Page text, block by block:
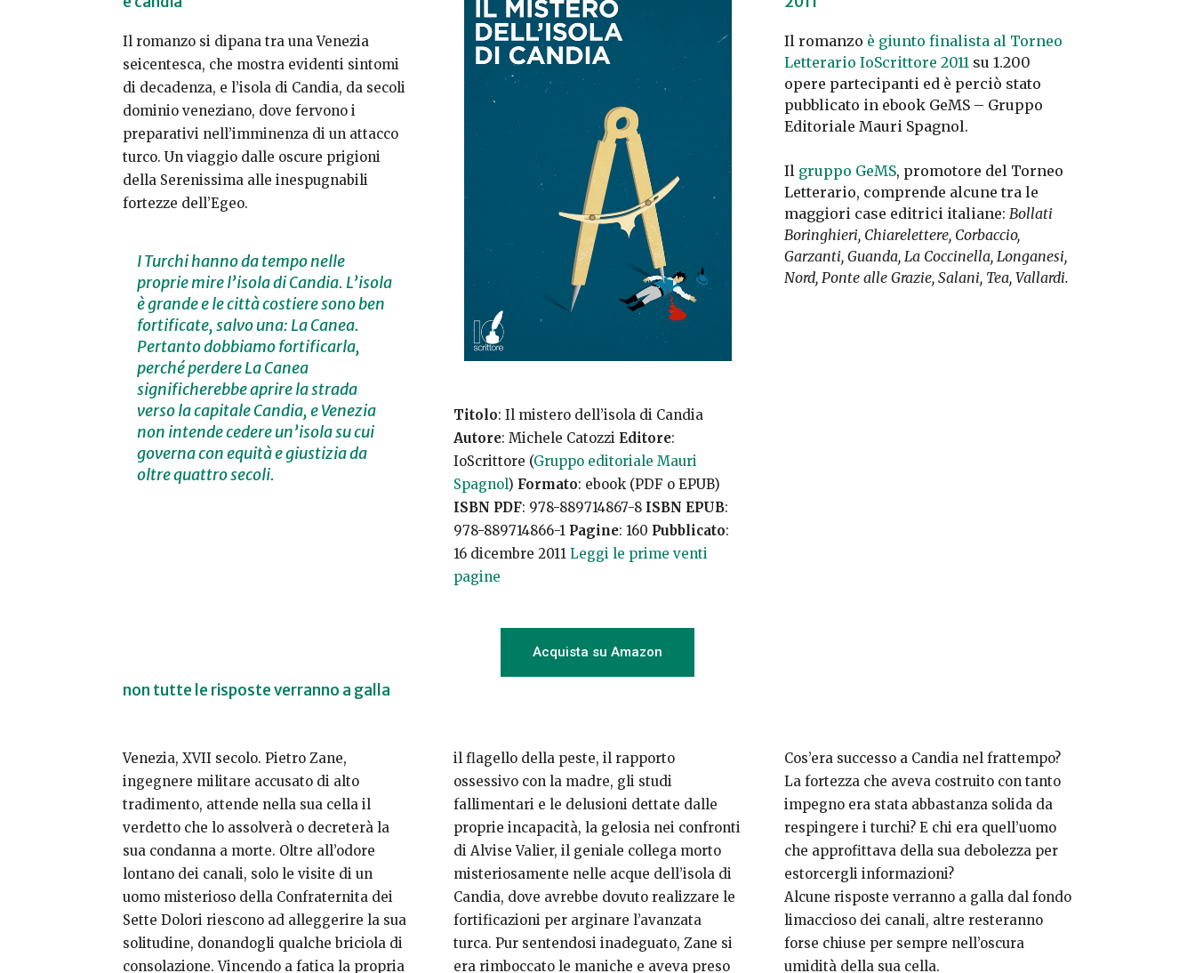
Il romanzo si dipana tra una Venezia
seicentesca, che mostra evidenti sintomi
di decadenza, e l’isola di Candia, da secoli
dominio veneziano, dove fervono i
preparativi nell’imminenza di un attacco
turco. Un viaggio dalle oscure prigioni
della Serenissima alle inespugnabili
fortezze dell’Egeo.
I Turchi hanno da tempo nelle
proprie mire l’isola di Candia. L’isola
è grande e le città costiere sono ben
fortificate, salvo una: La Canea.
Pertanto dobbiamo fortificarla,
perché perdere La Canea
significherebbe aprire la strada
verso la capitale Candia, e Venezia
non intende cedere un’isola su cui
governa con equità e giustizia da
oltre quattro secoli.
Titolo: Il mistero dell’isola di Candia
Autore: Michele Catozzi Editore:
IoScrittore (Gruppo editoriale Mauri
Spagnol) Formato: ebook (PDF o EPUB)
ISBN PDF: 978-889714867-8 ISBN EPUB:
978-889714866-1 Pagine: 160 Pubblicato:
16 dicembre 2011 Leggi le prime venti
pagine
Acquista su Amazon
Il romanzo è giunto finalista al Torneo
Letterario IoScrittore 2011 su 1.200
opere partecipanti ed è perciò stato
pubblicato in ebook GeMS – Gruppo
Editoriale Mauri Spagnol.
Il gruppo GeMS, promotore del Torneo
Letterario, comprende alcune tra le
maggiori case editrici italiane: Bollati
Boringhieri, Chiarelettere, Corbaccio,
Garzanti, Guanda, La Coccinella, Longanesi,
Nord, Ponte alle Grazie, Salani, Tea, Vallardi.
non tutte le risposte verranno a galla
Venezia, XVII secolo. Pietro Zane,
ingegnere militare accusato di alto
tradimento, attende nella sua cella il
verdetto che lo assolverà o decreterà la
sua condanna a morte. Oltre all’odore
lontano dei canali, solo le visite di un
uomo misterioso della Confraternita dei
Sette Dolori riescono ad alleggerire la sua
solitudine, donandogli qualche briciola di
consolazione. Vincendo a fatica la propria
il flagello della peste, il rapporto
ossessivo con la madre, gli studi
fallimentari e le delusioni dettate dalle
proprie incapacità, la gelosia nei confronti
di Alvise Valier, il geniale collega morto
misteriosamente nelle acque dell’isola di
Candia, dove avrebbe dovuto realizzare le
fortificazioni per arginare l’avanzata
turca. Pur sentendosi inadeguato, Zane si
era rimboccato le maniche e aveva preso
Cos’era successo a Candia nel frattempo?
La fortezza che aveva costruito con tanto
impegno era stata abbastanza solida da
respingere i turchi? E chi era quell’uomo
che approfittava della sua debolezza per
estorcergli informazioni?
Alcune risposte verranno a galla dal fondo
limaccioso dei canali, altre resteranno
forse chiuse per sempre nell’oscura
umidità della sua cella.